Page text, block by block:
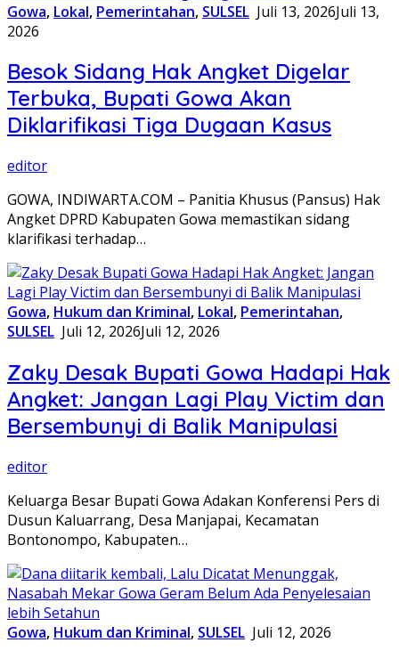
Gowa, Lokal, Pemerintahan, SULSEL Juli 13, 2026Juli 13,
2026
Besok Sidang Hak Angket Digelar
Terbuka, Bupati Gowa Akan
Diklarifikasi Tiga Dugaan Kasus
editor
GOWA, INDIWARTA.COM – Panitia Khusus (Pansus) Hak
Angket DPRD Kabupaten Gowa memastikan sidang
klarifikasi terhadap…
Gowa, Hukum dan Kriminal, Lokal, Pemerintahan,
SULSEL Juli 12, 2026Juli 12, 2026
Zaky Desak Bupati Gowa Hadapi Hak
Angket: Jangan Lagi Play Victim dan
Bersembunyi di Balik Manipulasi
editor
Keluarga Besar Bupati Gowa Adakan Konferensi Pers di
Dusun Kaluarrang, Desa Manjapai, Kecamatan
Bontonompo, Kabupaten…
Gowa, Hukum dan Kriminal, SULSEL Juli 12, 2026